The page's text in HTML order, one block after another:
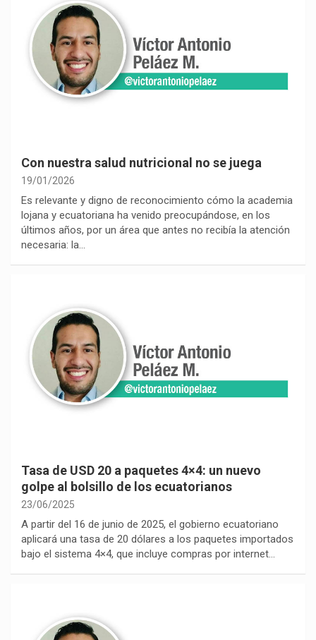
Con nuestra salud nutricional no se juega
19/01/2026
Es relevante y digno de reconocimiento cómo la academia
lojana y ecuatoriana ha venido preocupándose, en los
últimos años, por un área que antes no recibía la atención
necesaria: la…
Tasa de USD 20 a paquetes 4×4: un nuevo
golpe al bolsillo de los ecuatorianos
23/06/2025
A partir del 16 de junio de 2025, el gobierno ecuatoriano
aplicará una tasa de 20 dólares a los paquetes importados
bajo el sistema 4×4, que incluye compras por internet…